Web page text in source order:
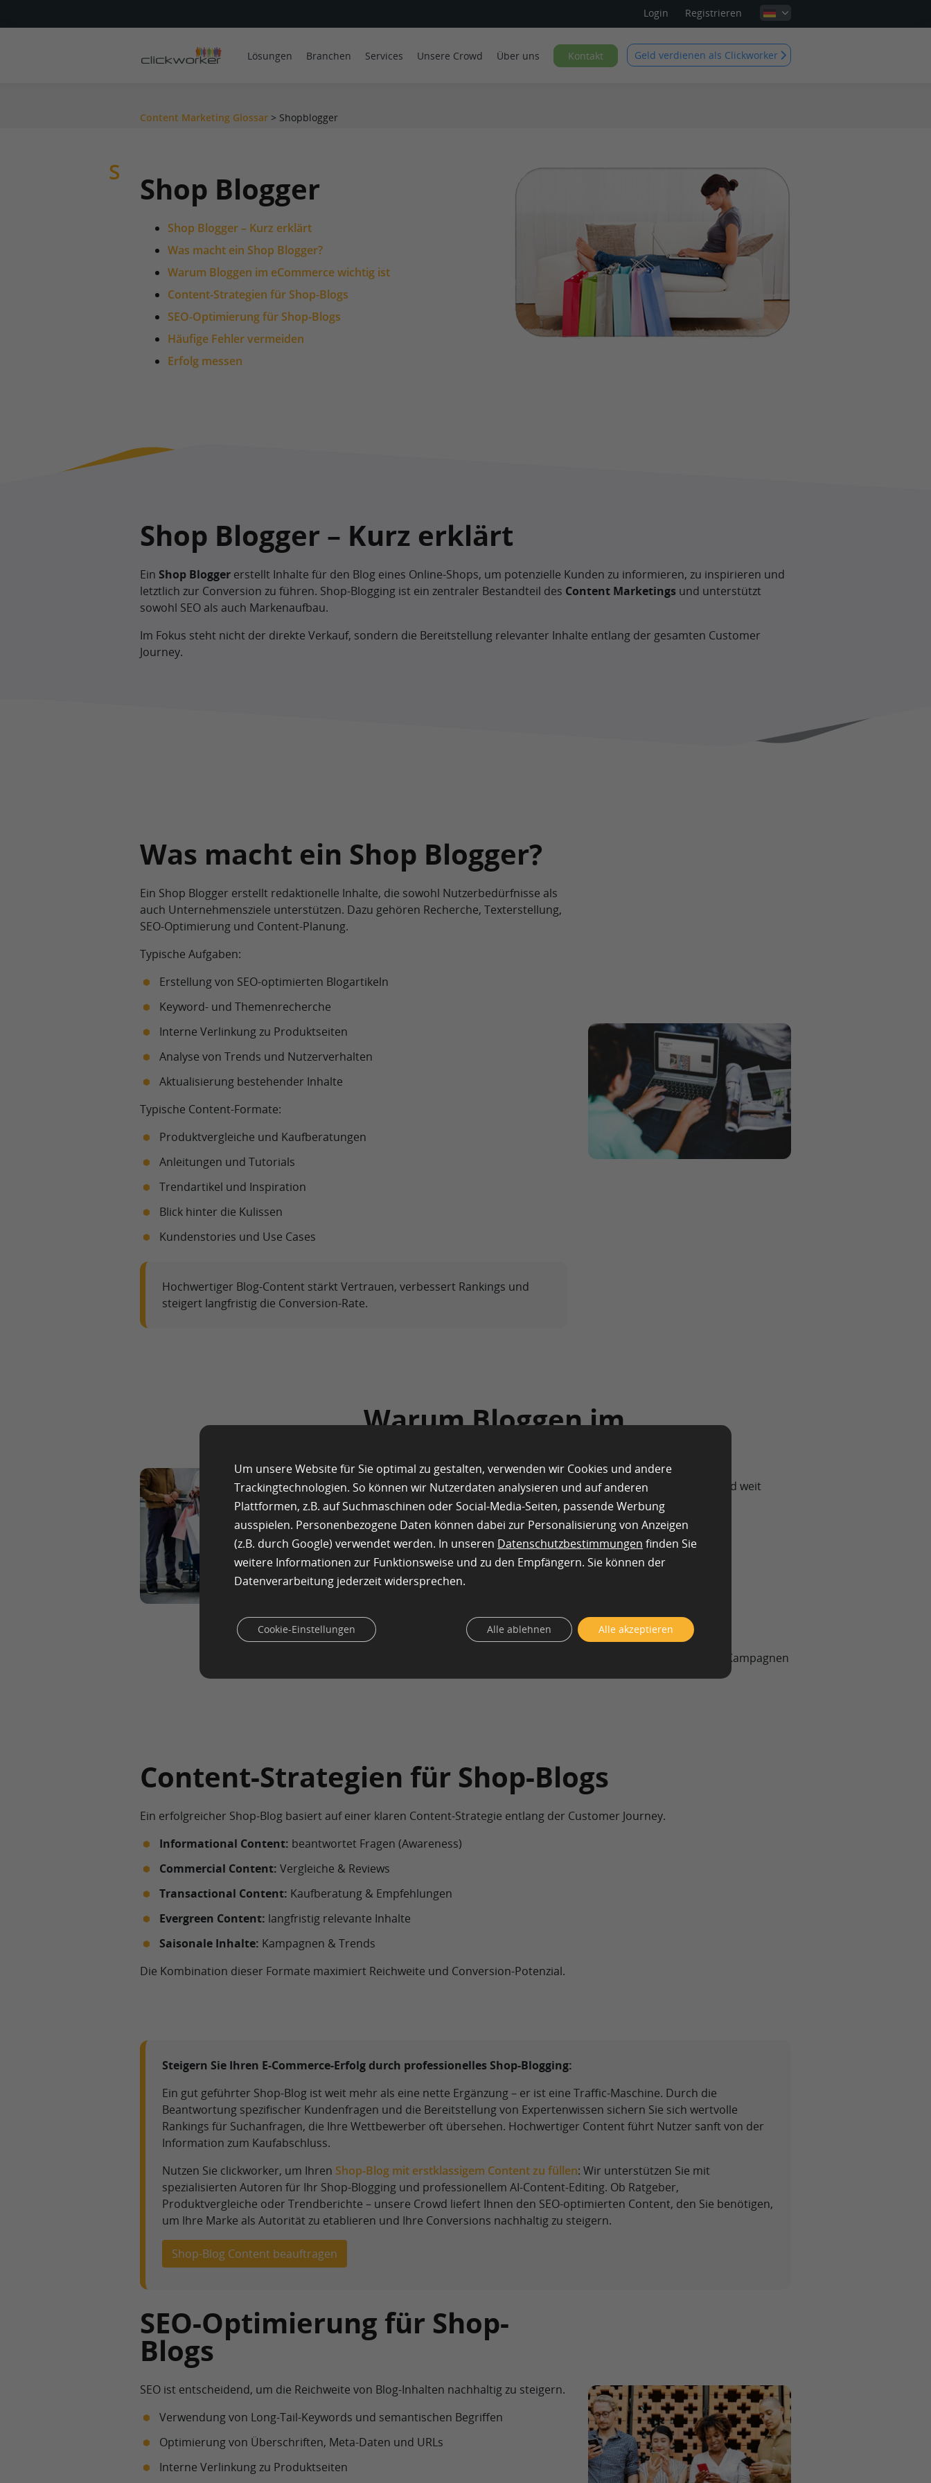
Login Registrieren
Lösungen Branchen Services Unsere Crowd Über uns Kontakt Geld verdienen als Clickworker
Content Marketing Glossar > Shopblogger
S Shop Blogger
Shop Blogger – Kurz erklärt
Was macht ein Shop Blogger?
Warum Bloggen im eCommerce wichtig ist
Content-Strategien für Shop-Blogs
SEO-Optimierung für Shop-Blogs
Häufige Fehler vermeiden
Erfolg messen
Shop Blogger – Kurz erklärt
Ein Shop Blogger erstellt Inhalte für den Blog eines Online-Shops, um potenzielle Kunden zu informieren, zu inspirieren und
letztlich zur Conversion zu führen. Shop-Blogging ist ein zentraler Bestandteil des Content Marketings und unterstützt
sowohl SEO als auch Markenaufbau.
Im Fokus steht nicht der direkte Verkauf, sondern die Bereitstellung relevanter Inhalte entlang der gesamten Customer
Journey.
Was macht ein Shop Blogger?
Ein Shop Blogger erstellt redaktionelle Inhalte, die sowohl Nutzerbedürfnisse als
auch Unternehmensziele unterstützen. Dazu gehören Recherche, Texterstellung,
SEO-Optimierung und Content-Planung.
Typische Aufgaben:
Erstellung von SEO-optimierten Blogartikeln
Keyword- und Themenrecherche
Interne Verlinkung zu Produktseiten
Analyse von Trends und Nutzerverhalten
Aktualisierung bestehender Inhalte
Typische Content-Formate:
Produktvergleiche und Kaufberatungen
Anleitungen und Tutorials
Trendartikel und Inspiration
Blick hinter die Kulissen
Kundenstories und Use Cases
Hochwertiger Blog-Content stärkt Vertrauen, verbessert Rankings und
steigert langfristig die Conversion-Rate.
Warum Bloggen im
Ein Blog ist heute ein zentraler Wachstumstreiber für Online-Shops und weit
mehr als nur ein Marketing-Add-on.
Mehr organischer Traffic: Sichtbarkeit über Long-Tail-Keywords
Aufbau von Expertise:
Positionierung als Branchenexperte
Höhere Conversion:
Verbesserte User Experience:Mehrwert für Besucher
Blog-Inhalte lassen sich zudem ideal für Social Media, Newsletter und Kampagnen
Content-Strategien für Shop-Blogs
Ein erfolgreicher Shop-Blog basiert auf einer klaren Content-Strategie entlang der Customer Journey.
Informational Content: beantwortet Fragen (Awareness)
Commercial Content: Vergleiche & Reviews
Transactional Content: Kaufberatung & Empfehlungen
Evergreen Content: langfristig relevante Inhalte
Saisonale Inhalte: Kampagnen & Trends
Die Kombination dieser Formate maximiert Reichweite und Conversion-Potenzial.
Steigern Sie Ihren E-Commerce-Erfolg durch professionelles Shop-Blogging:
Ein gut geführter Shop-Blog ist weit mehr als eine nette Ergänzung – er ist eine Traffic-Maschine. Durch die
Beantwortung spezifischer Kundenfragen und die Bereitstellung von Expertenwissen sichern Sie sich wertvolle
Rankings für Suchanfragen, die Ihre Wettbewerber oft übersehen. Hochwertiger Content führt Nutzer sanft von der
Information zum Kaufabschluss.
Nutzen Sie clickworker, um Ihren Shop-Blog mit erstklassigem Content zu füllen: Wir unterstützen Sie mit
spezialisierten Autoren für Ihr Shop-Blogging und professionellem AI-Content-Editing. Ob Ratgeber,
Produktvergleiche oder Trendberichte – unsere Crowd liefert Ihnen den SEO-optimierten Content, den Sie benötigen,
um Ihre Marke als Autorität zu etablieren und Ihre Conversions nachhaltig zu steigern.
Shop-Blog Content beauftragen
SEO-Optimierung für Shop-
Blogs
SEO ist entscheidend, um die Reichweite von Blog-Inhalten nachhaltig zu steigern.
Verwendung von Long-Tail-Keywords und semantischen Begriffen
Optimierung von Überschriften, Meta-Daten und URLs
Interne Verlinkung zu Produktseiten
Um unsere Website für Sie optimal zu gestalten, verwenden wir Cookies und andere
Trackingtechnologien. So können wir Nutzerdaten analysieren und auf anderen
Plattformen, z.B. auf Suchmaschinen oder Social-Media-Seiten, passende Werbung
ausspielen. Personenbezogene Daten können dabei zur Personalisierung von Anzeigen
(z.B. durch Google) verwendet werden. In unseren Datenschutzbestimmungen finden Sie
weitere Informationen zur Funktionsweise und zu den Empfängern. Sie können der
Datenverarbeitung jederzeit widersprechen.
Alle akzeptieren
Alle ablehnen
Cookie-Einstellungen